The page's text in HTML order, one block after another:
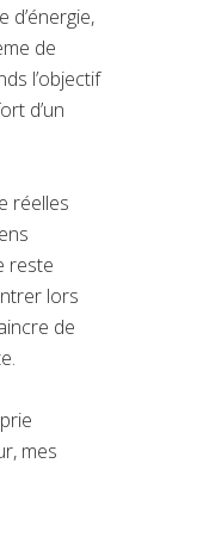
d’énergie,
de
l’objectif
d’un
réelles
reste
lors
de
mes